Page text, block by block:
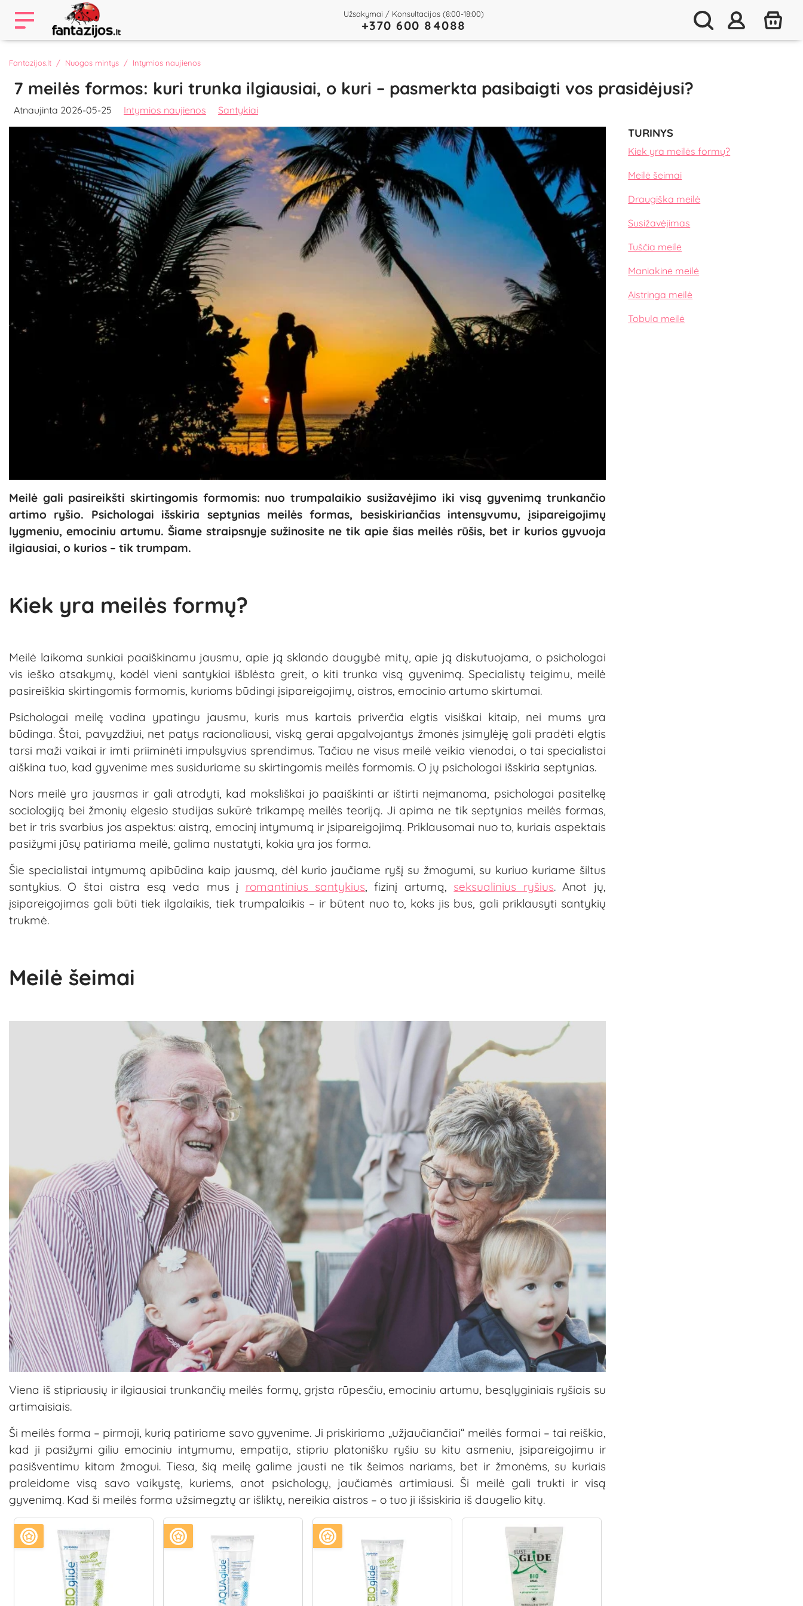
Užsakymai / Konsultacijos (8:00-18:00)
+370 600 84088
Fantazijos.lt Nuogos mintys Intymios naujienos
7 meilės formos: kuri trunka ilgiausiai, o kuri – pasmerkta pasibaigti vos prasidėjusi?
Atnaujinta 2026-05-25 Intymios naujienos Santykiai
TURINYS
Kiek yra meilės formų?
Meilė šeimai
Draugiška meilė
Susižavėjimas
Tuščia meilė
Maniakinė meilė
Aistringa meilė
Tobula meilė
Meilė gali pasireikšti skirtingomis formomis: nuo trumpalaikio susižavėjimo iki visą gyvenimą trunkančio
artimo ryšio. Psichologai išskiria septynias meilės formas, besiskiriančias intensyvumu, įsipareigojimų
lygmeniu, emociniu artumu. Šiame straipsnyje sužinosite ne tik apie šias meilės rūšis, bet ir kurios gyvuoja
ilgiausiai, o kurios – tik trumpam.
Kiek yra meilės formų?
Meilė laikoma sunkiai paaiškinamu jausmu, apie ją sklando daugybė mitų, apie ją diskutuojama, o psichologai
vis ieško atsakymų, kodėl vieni santykiai išblėsta greit, o kiti trunka visą gyvenimą. Specialistų teigimu, meilė
pasireiškia skirtingomis formomis, kurioms būdingi įsipareigojimų, aistros, emocinio artumo skirtumai.
Psichologai meilę vadina ypatingu jausmu, kuris mus kartais priverčia elgtis visiškai kitaip, nei mums yra
būdinga. Štai, pavyzdžiui, net patys racionaliausi, viską gerai apgalvojantys žmonės įsimylėję gali pradėti elgtis
tarsi maži vaikai ir imti priiminėti impulsyvius sprendimus. Tačiau ne visus meilė veikia vienodai, o tai specialistai
aiškina tuo, kad gyvenime mes susiduriame su skirtingomis meilės formomis. O jų psichologai išskiria septynias.
Nors meilė yra jausmas ir gali atrodyti, kad moksliškai jo paaiškinti ar ištirti neįmanoma, psichologai pasitelkę
sociologiją bei žmonių elgesio studijas sukūrė trikampę meilės teoriją. Ji apima ne tik septynias meilės formas,
bet ir tris svarbius jos aspektus: aistrą, emocinį intymumą ir įsipareigojimą. Priklausomai nuo to, kuriais aspektais
pasižymi jūsų patiriama meilė, galima nustatyti, kokia yra jos forma.
Šie specialistai intymumą apibūdina kaip jausmą, dėl kurio jaučiame ryšį su žmogumi, su kuriuo kuriame šiltus
santykius. O štai aistra esą veda mus į romantinius santykius, fizinį artumą, seksualinius ryšius. Anot jų,
įsipareigojimas gali būti tiek ilgalaikis, tiek trumpalaikis – ir būtent nuo to, koks jis bus, gali priklausyti santykių
trukmė.
Meilė šeimai
Viena iš stipriausių ir ilgiausiai trunkančių meilės formų, grįsta rūpesčiu, emociniu artumu, besąlyginiais ryšiais su
artimaisiais.
Ši meilės forma – pirmoji, kurią patiriame savo gyvenime. Ji priskiriama „užjaučiančiai“ meilės formai – tai reiškia,
kad ji pasižymi giliu emociniu intymumu, empatija, stipriu platonišku ryšiu su kitu asmeniu, įsipareigojimu ir
pasišventimu kitam žmogui. Tiesa, šią meilę galime jausti ne tik šeimos nariams, bet ir žmonėms, su kuriais
praleidome visą savo vaikystę, kuriems, anot psichologų, jaučiamės artimiausi. Ši meilė gali trukti ir visą
gyvenimą. Kad ši meilės forma užsimegztų ar išliktų, nereikia aistros – o tuo ji išsiskiria iš daugelio kitų.